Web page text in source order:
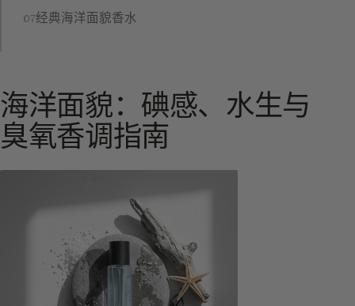
经典海洋面貌香水
海洋面貌：碘感、水生与
臭氧香调指南